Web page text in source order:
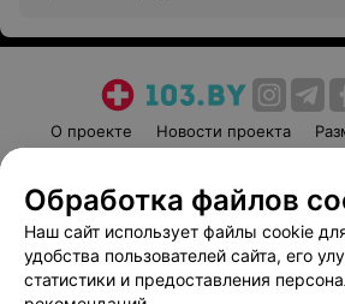
О проекте Новости проекта
Пользовательское соглашение
Вакансии
Написать руководителю
Обработка файлов
Наш сайт использует файлы cookie
удобства пользователей сайта, его
статистики и предоставления